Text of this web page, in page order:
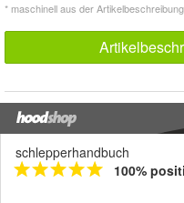
* maschinell aus der
schlepperhandbuch
100%